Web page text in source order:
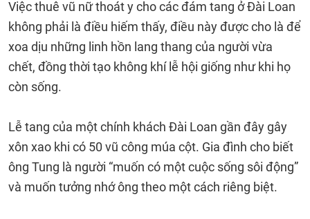
Việc thuê vũ nữ thoát y cho các đám tang ở Đài Loan
không phải là điều hiếm thấy, điều này được cho là để
xoa dịu những linh hồn lang thang của người vừa
chết, đồng thời tạo không khí lễ hội giống như khi họ
còn sống.
Lễ tang của một chính khách Đài Loan gần đây gây
xôn xao khi có 50 vũ công múa cột. Gia đình cho biết
ông Tung là người “muốn có một cuộc sống sôi động”
và muốn tưởng nhớ ông theo một cách riêng biệt.